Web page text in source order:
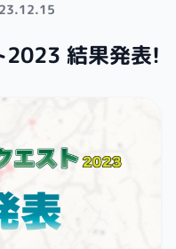
2023 結果発表!